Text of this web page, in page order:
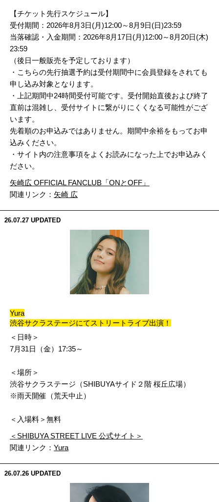
【チケット先行スケジュール】
受付期間：2026年8月3日(月)12:00～8月9日(日)23:59
当落確認・入金期間：2026年8月17日(月)12:00～8月20日(木)
23:59
（後日一般販売を予定しております）
・こちらの先行抽選予約は受付期間中に会員登録をされても
申し込み対象となります。
・上記期間中24時間受付可能です。受付開始直後および終了
直前は混雑し、受付サイトに繋がりにくくなる可能性がござ
います。
先着順のお申込みではありません。期間中余裕をもってお申
込みください。
・サイト内の注意事項をよくお読みになった上でお申込みく
ださい。
矢崎広 OFFICIAL FANCLUB「ONとOFF」
関連リンク： 矢崎 広
26.07.27 UPDATED
Yura
渋谷サクラステージにてストリートライブ出演！
＜日時＞
7月31日（金）17:35～
＜場所＞
渋谷サクラステージ（SHIBUYAサイド２階 桜丘広場）
※雨天開催（荒天中止）
＜入場料＞無料
＜SHIBUYA STREET LIVE 公式サイト＞
関連リンク： Yura
26.07.26 UPDATED